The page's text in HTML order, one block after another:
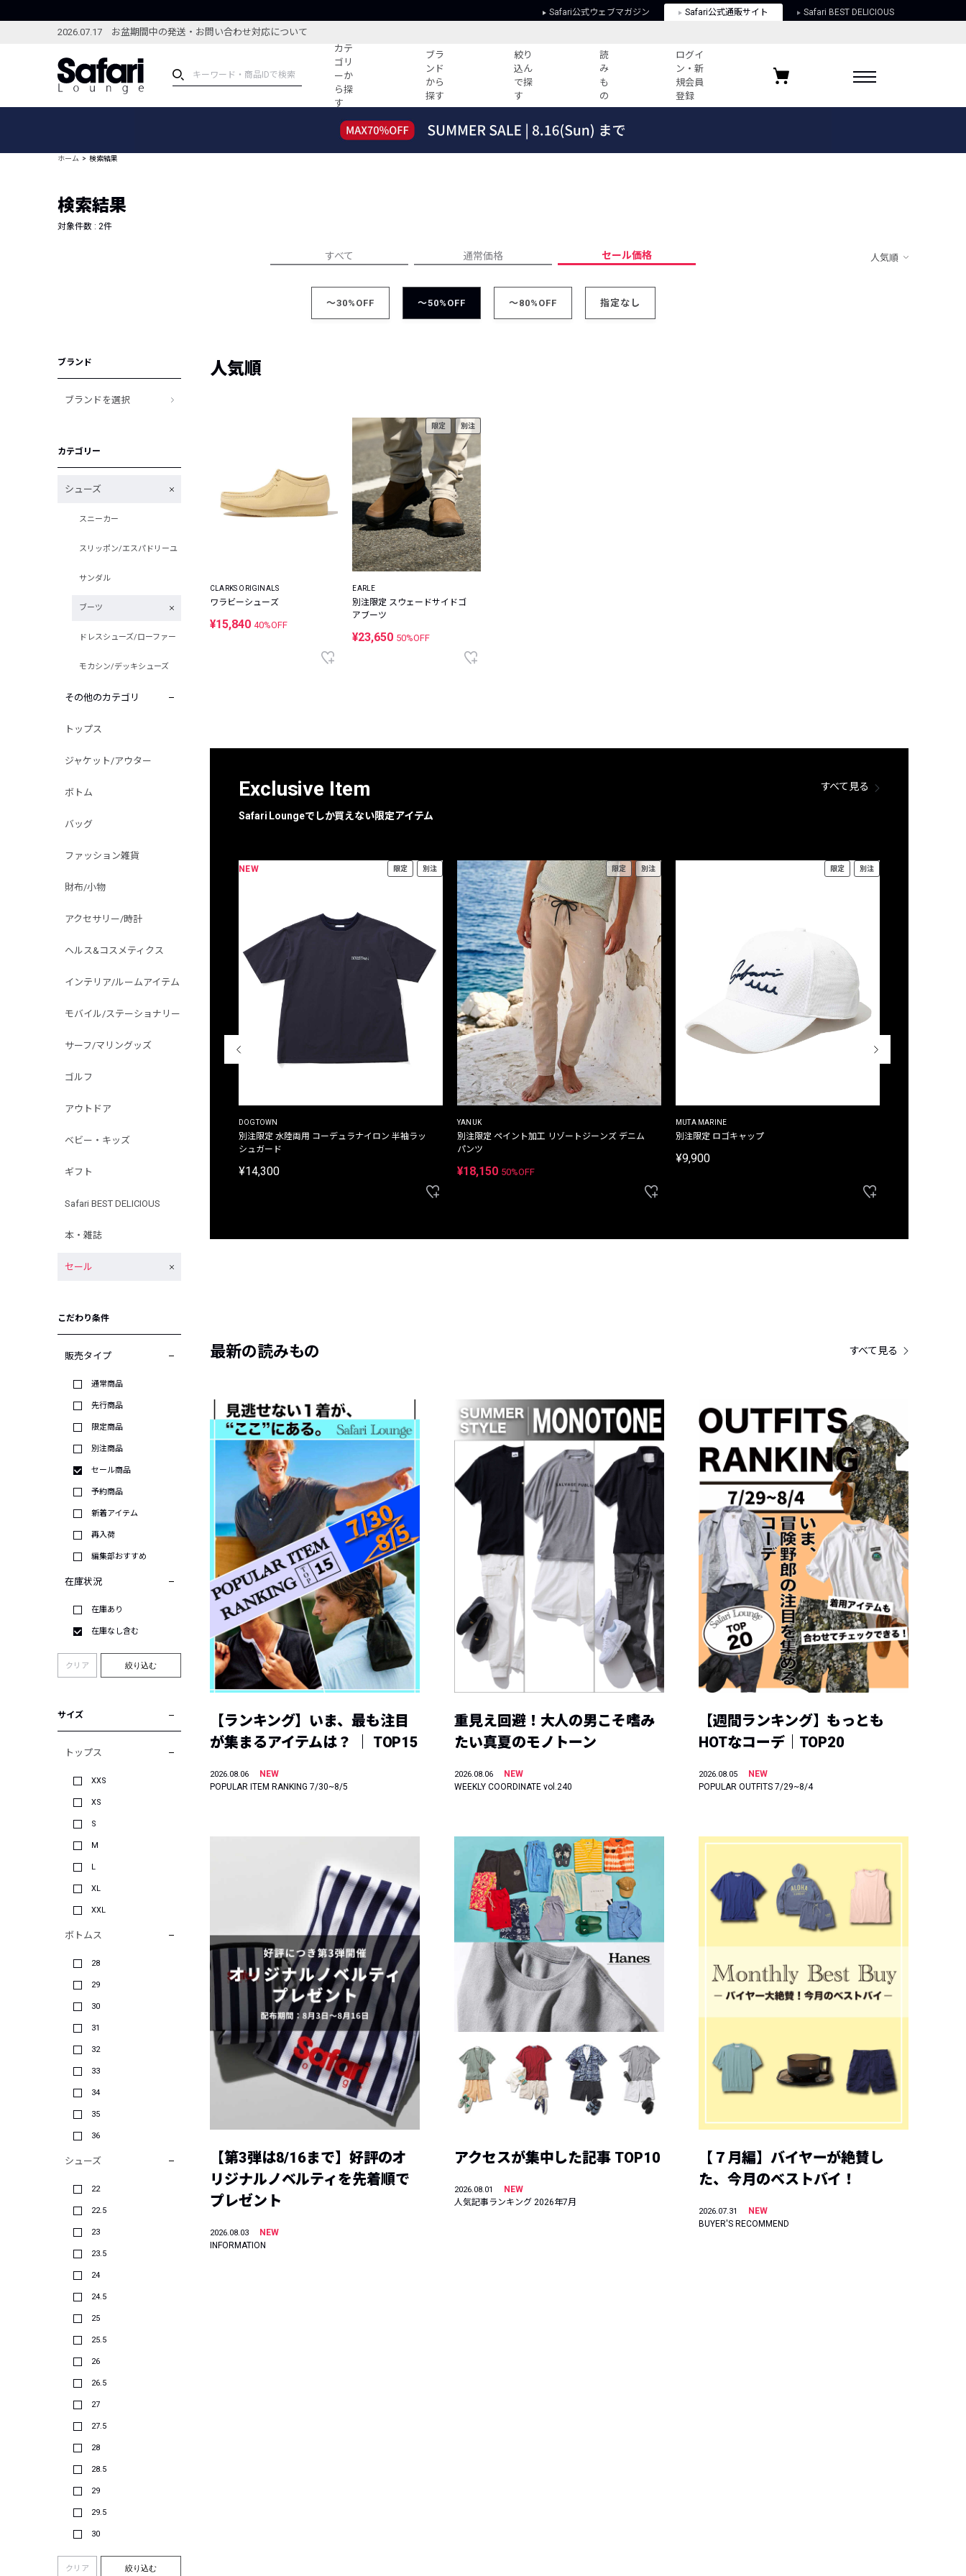
Safari公式ウェブマガジン Safari公式通販サイト Safari BEST DELICIOUS
2026.07.17 お盆期間中の発送・お問い合わせ対応について
カテ
ゴリ
ーか
ら探
す
ブラ
ンド
から
探す
絞り
込ん
で探
す
読
み
も
の
ログイ
ン・新
規会員
登録
ブランドから探す
新着アイテム
編集部のおすすめアイテム
すべての記事
人気記事ランキング
ウィークリーコーデ
人気アイテム TOP 15
プライバシーポリシー
お気に入りブランド
ホーム 検索結果
検索結果
対象件数 : 2件
すべて 通常価格 セール価格 人気順
～30%OFF ～50%OFF ～80%OFF 指定なし
ブランド
ブランドを選択
カテゴリー
シューズ
スニーカー
スリッポン/エスパドリーユ
サンダル
ブーツ
ドレスシューズ/ローファー
モカシン/デッキシューズ
その他のカテゴリ
トップス
ジャケット/アウター
ボトム
バッグ
ファッション雑貨
財布/小物
アクセサリー/時計
ヘルス&コスメティクス
インテリア/ルームアイテム
モバイル/ステーショナリー
サーフ/マリングッズ
ゴルフ
アウトドア
ベビー・キッズ
ギフト
Safari BEST DELICIOUS
本・雑誌
セール
こだわり条件
販売タイプ
通常商品
先行商品
限定商品
別注商品
セール商品
予約商品
新着アイテム
再入荷
編集部おすすめ
在庫状況
在庫あり
在庫なし含む
クリア 絞り込む
サイズ
トップス
XXS
XS
S
M
L
XL
XXL
ボトムス
28
29
30
31
32
33
34
35
36
シューズ
22
22.5
23
23.5
24
24.5
25
25.5
26
26.5
27
27.5
28
28.5
29
29.5
30
クリア 絞り込む
人気順
CLARKS ORIGINALS
ワラビーシューズ
¥15,840 40%OFF
限定 別注
EARLE
別注限定 スウェードサイドゴ
アブーツ
¥23,650 50%OFF
Exclusive Item
Safari Loungeでしか買えない限定アイテム
すべて見る
別注限定 ピグメントダイ バックプリント サーフ
NEW 限定 別注
DOGTOWN
別注限定 水陸両用 コーデュラナイロン 半袖ラッ
シュガード
¥14,300
限定 別注
YANUK
別注限定 ペイント加工 リゾートジーンズ デニム
パンツ
¥18,150 50%OFF
限定 別注
MUTA MARINE
別注限定 ロゴキャップ
¥9,900
最新の読みもの すべて見る
【ランキング】いま、最も注目
が集まるアイテムは？ ｜ TOP15
2026.08.06
NEW
POPULAR ITEM RANKING 7/30~8/5
重見え回避！大人の男こそ嗜み
たい真夏のモノトーン
2026.08.06
NEW
WEEKLY COORDINATE vol.240
【週間ランキング】もっとも
HOTなコーデ｜TOP20
2026.08.05
NEW
POPULAR OUTFITS 7/29~8/4
【第3弾は8/16まで】好評のオ
リジナルノベルティを先着順で
プレゼント
2026.08.03
NEW
INFORMATION
アクセスが集中した記事 TOP10
2026.08.01
NEW
人気記事ランキング 2026年7月
【７月編】バイヤーが絶賛し
た、今月のベストバイ！
2026.07.31
NEW
BUYER'S RECOMMEND